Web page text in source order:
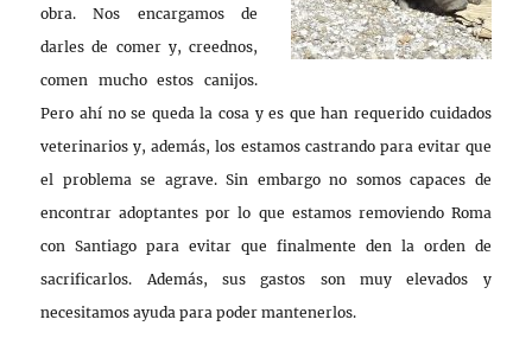
obra. Nos encargamos de
darles de comer y, creednos,
comen mucho estos canijos.
Pero ahí no se queda la cosa y es que han requerido cuidados
veterinarios y, además, los estamos castrando para evitar que
el problema se agrave. Sin embargo no somos capaces de
encontrar adoptantes por lo que estamos removiendo Roma
con Santiago para evitar que finalmente den la orden de
sacrificarlos. Además, sus gastos son muy elevados y
necesitamos ayuda para poder mantenerlos.